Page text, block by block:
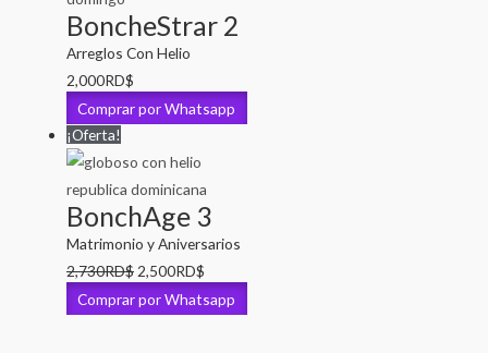
BoncheStrar 2
Arreglos Con Helio
2,000RD$
Comprar por Whatsapp
¡Oferta!
BonchAge 3
Matrimonio y Aniversarios
2,730RD$ El
precio
2,500RD$
precio
Comprar por Whatsapp